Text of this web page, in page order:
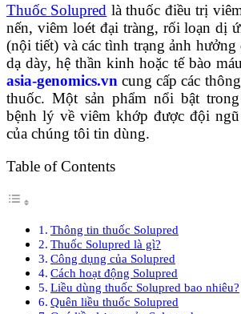
Thuốc Solupred là thuốc điều trị
nến, viêm loét đại tràng, rối loạn dị
(nội tiết) và các tình trạng ảnh hưởng
dạ dày, hệ thần kinh hoặc tế bào máu
asia-genomics.vn cung cấp các
thuốc. Một sản phẩm nổi bật
bệnh lý về viêm khớp được đội
của chúng tôi tin dùng.
Table of Contents
Thông tin thuốc Solupred
Thuốc Solupred là gì?
Công dụng của Solupred
Cách hoạt động Solupred
Liều dùng thuốc Solupred bao nhiêu?
Quên liều thuốc Solupred